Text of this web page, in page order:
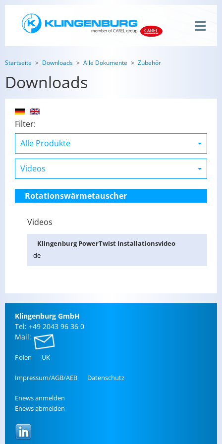
Startseite Downloads Alle Dokumente Zubehör
Downloads
Filter:
Rotationswärmetauscher
Videos
Klin­gen­burg PowerT­wist In­stal­la­ti­ons­vi­deo
de
Klin­gen­burg GmbH
Tel: +49 2043 96 36 0
Mail:
Polen UK
Im­pres­sum/AGB/AEB Da­ten­schutz
Enews an­mel­den
Enews ab­mel­den